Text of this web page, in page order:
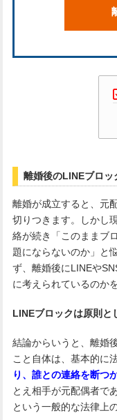
離婚後のLINEブロッ
離婚が成立すると、元
切りつきます。しかし
絡が続き「このままブ
題にならないのか」と
ず、離婚後にLINEや
に考えられているのか
LINEブロックは原則と
結論からいうと、離婚
こと自体は、基本的に
り、誰との連絡を断つ
とえ相手が元配偶者で
という一般的な法律上